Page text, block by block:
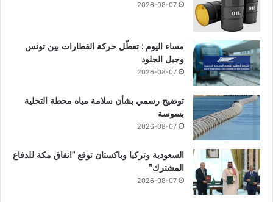
2026-08-07
مساء اليوم : تعطّل حركة القطارات بين تونس
وجبل الجلود
2026-08-07
توضيح رسمي بشأن سلامة مياه محطة التحلية
بسوسة
2026-08-07
السعودية وتركيا وباكستان توقع “اتفاق مكة للدفاع
المشترك”
2026-08-07